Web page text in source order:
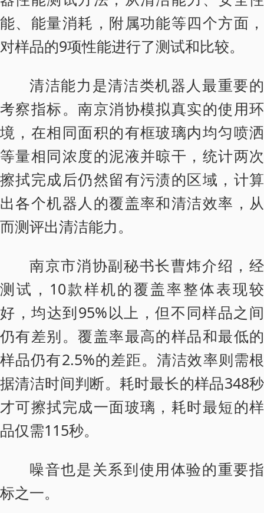
能、能量消耗，附属功能等四个方面，
对样品的9项性能进行了测试和比较。
清洁能力是清洁类机器人最重要的
考察指标。南京消协模拟真实的使用环
境，在相同面积的有框玻璃内均匀喷洒
等量相同浓度的泥液并晾干，统计两次
擦拭完成后仍然留有污渍的区域，计算
出各个机器人的覆盖率和清洁效率，从
而测评出清洁能力。
南京市消协副秘书长曹炜介绍，经
测试，10款样机的覆盖率整体表现较
好，均达到95%以上，但不同样品之间
仍有差别。覆盖率最高的样品和最低的
样品仍有2.5%的差距。清洁效率则需根
据清洁时间判断。耗时最长的样品348秒
才可擦拭完成一面玻璃，耗时最短的样
品仅需115秒。
噪音也是关系到使用体验的重要指
标之一。